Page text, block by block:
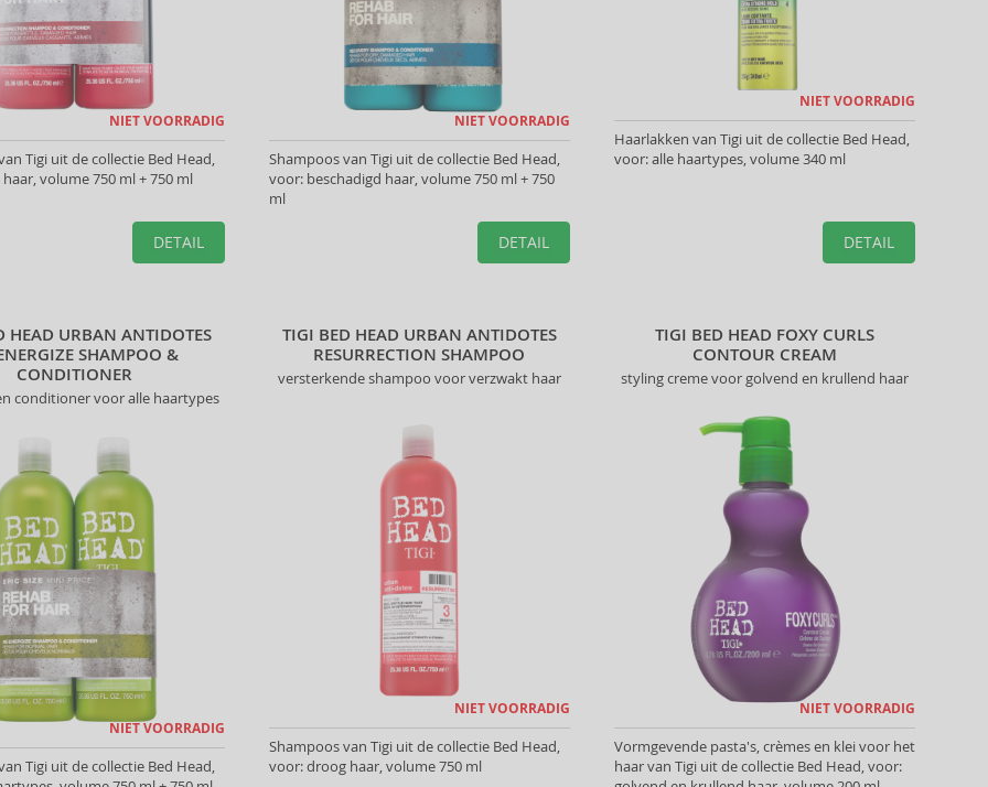
NIET VOORRADIG
Tigi uit de collectie Bed Head,
volume 750 ml + 750 ml
DETAIL
NIET VOORRADIG
Shampoos van Tigi uit de collectie Bed Head,
voor: beschadigd haar, volume 750 ml + 750
ml
DETAIL
NIET VOORRADIG
Haarlakken van Tigi uit de collectie Bed Head,
voor: alle haartypes, volume 340 ml
DETAIL
HEAD URBAN ANTIDOTES
SHAMPOO &
CONDITIONER
conditioner voor alle haartypes
NIET VOORRADIG
Tigi uit de collectie Bed Head,
TIGI BED HEAD URBAN ANTIDOTES
RESURRECTION SHAMPOO
versterkende shampoo voor verzwakt haar
NIET VOORRADIG
Shampoos van Tigi uit de collectie Bed Head,
voor: droog haar, volume 750 ml
TIGI BED HEAD FOXY CURLS
CONTOUR CREAM
styling creme voor golvend en krullend haar
NIET VOORRADIG
Vormgevende pasta's, crèmes en klei voor het
haar van Tigi uit de collectie Bed Head, voor: